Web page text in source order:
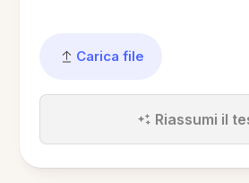
Carica file
Riassumi il